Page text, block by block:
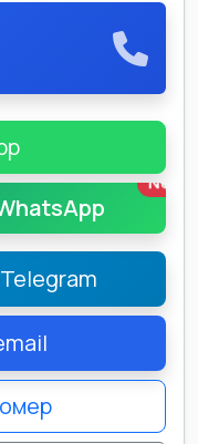
New